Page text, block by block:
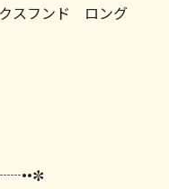
クスフンド ロング